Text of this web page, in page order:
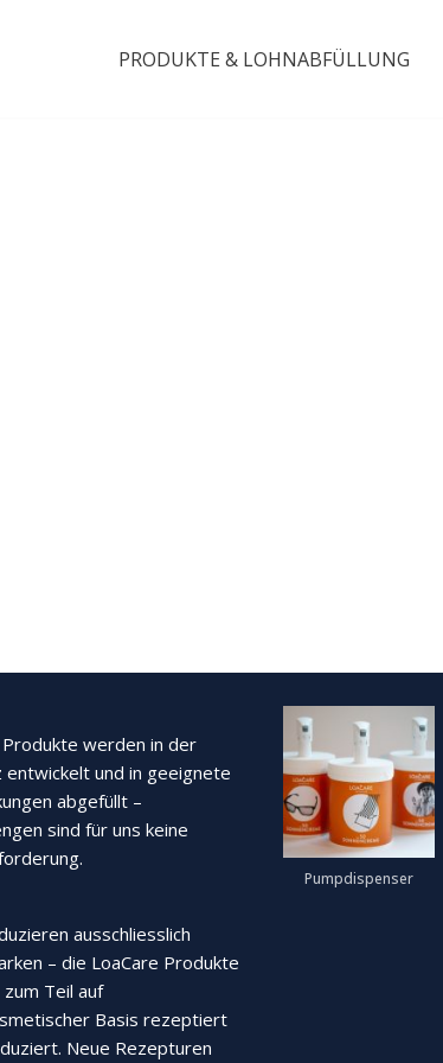
PRODUKTE & LOHNABFÜLLUNG
werden in der
entwickelt und in geeignete
abgefüllt –
sind für uns keine
ausschliesslich
– die LoaCare Produkte
Teil auf
Basis rezeptiert
Neue Rezepturen
Pumpdispenser